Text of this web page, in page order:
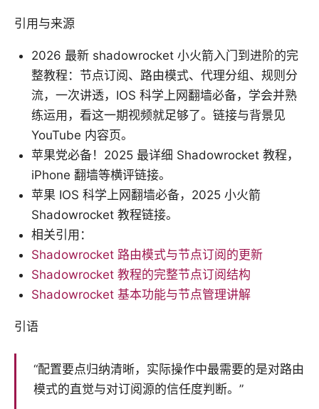
引用与来源
2026 最新 shadowrocket 小火箭入门到进阶的完
整教程：节点订阅、路由模式、代理分组、规则分
流，一次讲透，IOS 科学上网翻墙必备，学会并熟
练运用，看这一期视频就足够了。链接与背景见
YouTube 内容页。
苹果党必备！2025 最详细 Shadowrocket 教程，
iPhone 翻墙等横评链接。
苹果 IOS 科学上网翻墙必备，2025 小火箭
Shadowrocket 教程链接。
相关引用：
Shadowrocket 路由模式与节点订阅的更新
Shadowrocket 教程的完整节点订阅结构
Shadowrocket 基本功能与节点管理讲解
引语
“配置要点归纳清晰，实际操作中最需要的是对路由
模式的直觉与对订阅源的信任度判断。”